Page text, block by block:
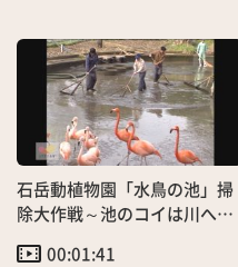
石岳動植物園「水鳥の池」掃
除大作戦～池のコイは川へ引
00:01:41